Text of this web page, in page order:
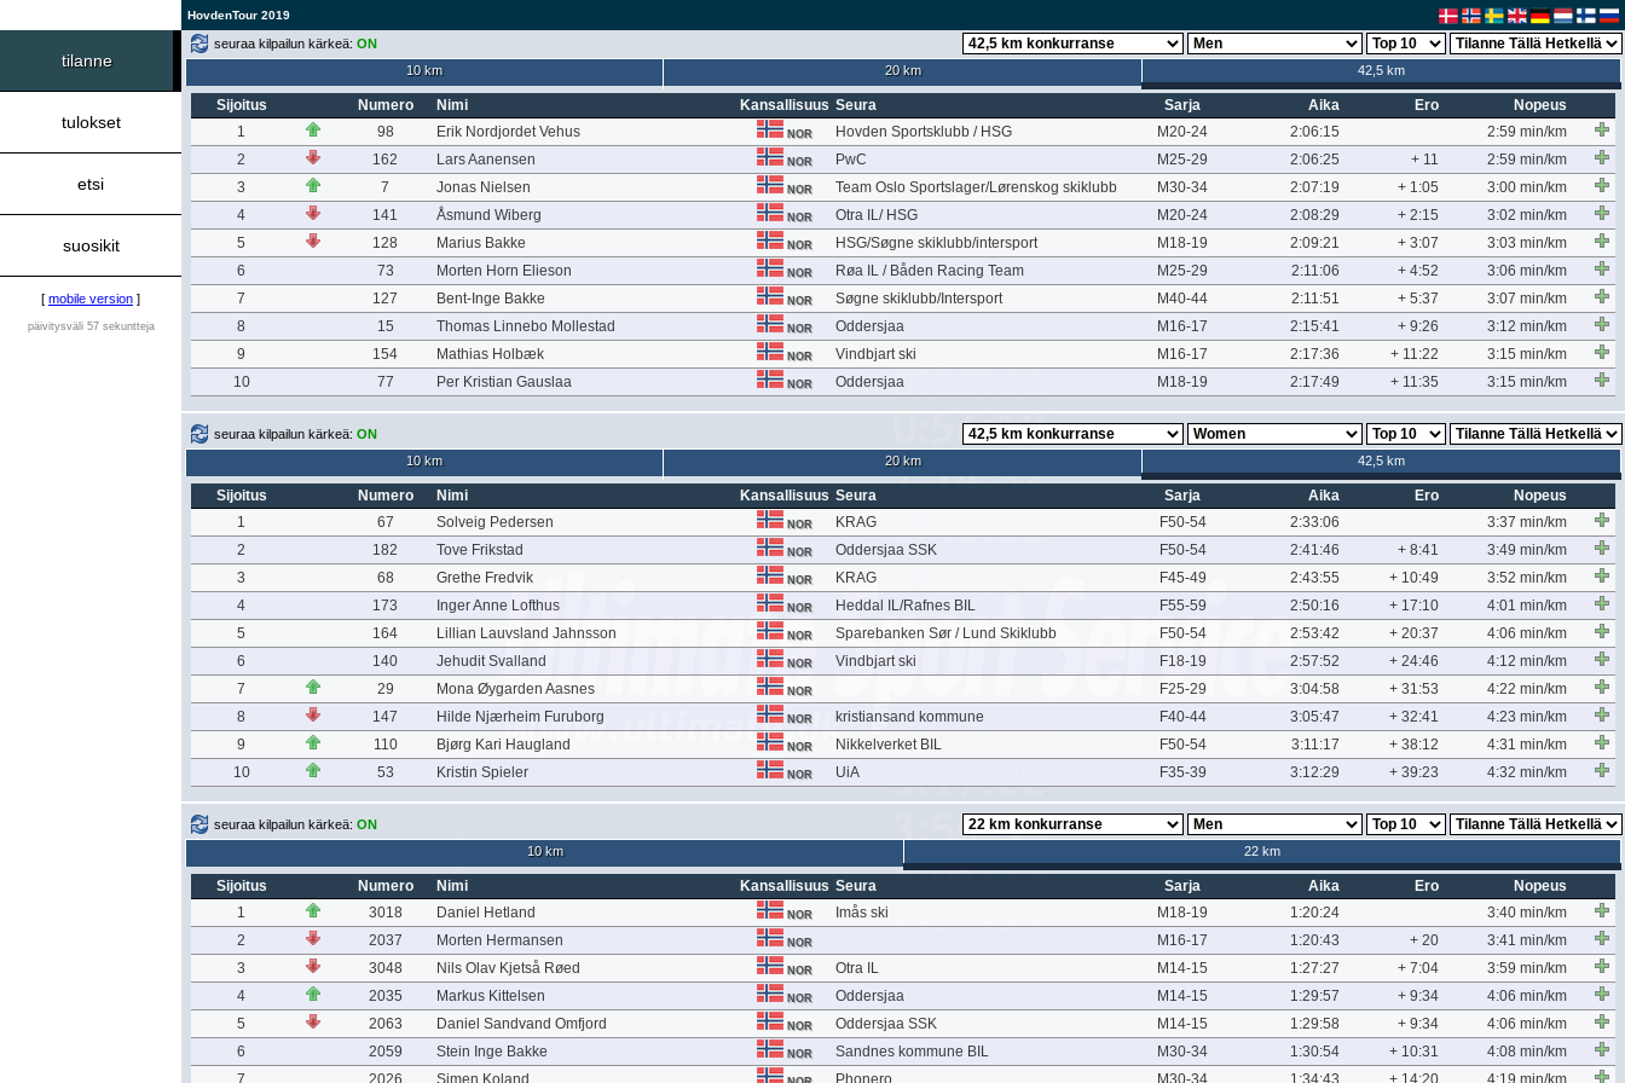
HovdenTour 2019
tilanne
tulokset
etsi
suosikit
[ mobile version ]
päivitysväli 57 sekuntteja
seuraa kilpailun kärkeä: ON
10 km
20 km 42,5 km
Sijoitus Numero Nimi Kansallisuus Seura Sarja Aika Ero
Nopeus
1
98 Erik Nordjordet Vehus NOR Hovden Sportsklubb / HSG M20-24 2:06:15
2:59 min/km
2
162 Lars Aanensen NOR PwC M25-29 2:06:25 + 11
2:59 min/km
3
7 Jonas Nielsen NOR Team Oslo Sportslager/Lørenskog skiklubb M30-34 2:07:19 + 1:05
3:00 min/km
4
141 Åsmund Wiberg NOR Otra IL/ HSG M20-24 2:08:29 + 2:15
3:02 min/km
5
128 Marius Bakke NOR HSG/Søgne skiklubb/intersport M18-19 2:09:21 + 3:07
3:03 min/km
6
73 Morten Horn Elieson NOR Røa IL / Båden Racing Team M25-29 2:11:06 + 4:52
3:06 min/km
7
127 Bent-Inge Bakke NOR Søgne skiklubb/Intersport M40-44 2:11:51 + 5:37
3:07 min/km
8
15 Thomas Linnebo Mollestad NOR Oddersjaa M16-17 2:15:41 + 9:26
3:12 min/km
9
154 Mathias Holbæk NOR Vindbjart ski M16-17 2:17:36 + 11:22
3:15 min/km
10
77 Per Kristian Gauslaa NOR Oddersjaa M18-19 2:17:49 + 11:35 3:15 min/km
seuraa kilpailun kärkeä: ON
10 km
20 km 42,5 km
Sijoitus Numero Nimi Kansallisuus Seura Sarja Aika Ero
Nopeus
1
67 Solveig Pedersen NOR KRAG F50-54 2:33:06
3:37 min/km
2
182 Tove Frikstad NOR Oddersjaa SSK F50-54 2:41:46 + 8:41
3:49 min/km
3
68 Grethe Fredvik NOR KRAG F45-49 2:43:55 + 10:49
3:52 min/km
4
173 Inger Anne Lofthus NOR Heddal IL/Rafnes BIL F55-59 2:50:16 + 17:10
4:01 min/km
5
164 Lillian Lauvsland Jahnsson NOR Sparebanken Sør / Lund Skiklubb F50-54 2:53:42 + 20:37
4:06 min/km
6
140 Jehudit Svalland NOR Vindbjart ski F18-19 2:57:52 + 24:46
4:12 min/km
7
29 Mona Øygarden Aasnes NOR F25-29 3:04:58 + 31:53
4:22 min/km
8
147 Hilde Njærheim Furuborg NOR kristiansand kommune F40-44 3:05:47 + 32:41
4:23 min/km
9
110 Bjørg Kari Haugland NOR Nikkelverket BIL F50-54 3:11:17 + 38:12
4:31 min/km
10
53 Kristin Spieler NOR UiA F35-39 3:12:29 + 39:23 4:32 min/km
seuraa kilpailun kärkeä: ON
10 km
22 km
Sijoitus Numero Nimi Kansallisuus Seura Sarja Aika Ero
Nopeus
1
3018 Daniel Hetland NOR Imås ski M18-19 1:20:24
3:40 min/km
2
2037 Morten Hermansen NOR M16-17 1:20:43 + 20
3:41 min/km
3
3048 Nils Olav Kjetså Røed NOR Otra IL M14-15 1:27:27 + 7:04
3:59 min/km
4
2035 Markus Kittelsen NOR Oddersjaa M14-15 1:29:57 + 9:34
4:06 min/km
5
2063 Daniel Sandvand Omfjord NOR Oddersjaa SSK M14-15 1:29:58 + 9:34
4:06 min/km
6
2059 Stein Inge Bakke NOR Sandnes kommune BIL M30-34 1:30:54 + 10:31
4:08 min/km
7
2026 Simen Koland Phonero M30-34 1:34:43 + 14:20 4:19 min/km